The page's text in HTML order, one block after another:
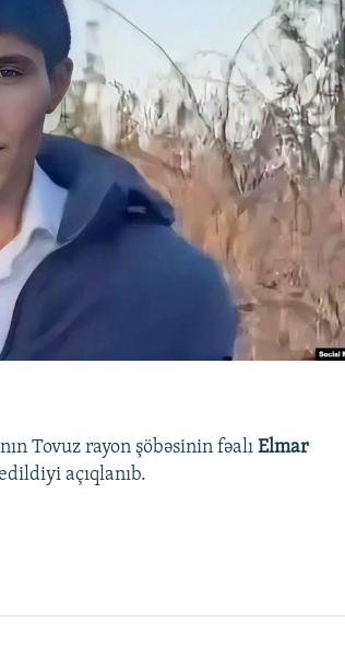
Tovuz rayon şöbəsinin fəalı Elmar
açıqlanıb.